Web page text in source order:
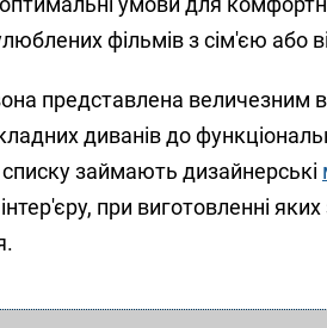
фільмів з сім'єю або
представлена величезним
диванів до
списку займають дизайнерські
при виготовленні